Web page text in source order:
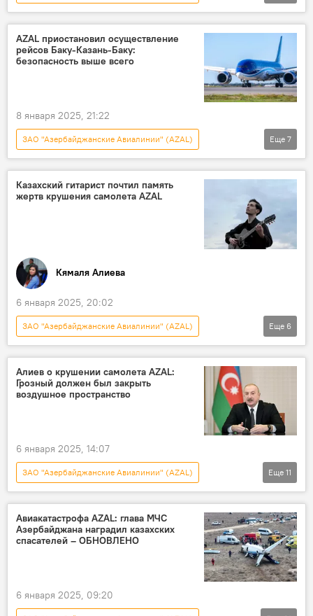
Новости
Азербайджан
Туман
Международный аэропорт Гейдар Алиев
Баку
Гянджа
AZAL приостановил осуществление
рейсов Баку-Казань-Баку:
безопасность выше всего
8 января 2025, 21:22
ЗАО "Азербайджанские Авиалинии" (AZAL)
Новости
Азербайджан
Россия
Казань
Баку
Безопасность
авиарейс
Еще 7
Казахский гитарист почтил память
жертв крушения самолета AZAL
Кямаля Алиева
6 января 2025, 20:02
ЗАО "Азербайджанские Авиалинии" (AZAL)
Новости
Азербайджан
Казахстан
Музыка Культура
Еще 6
Алиев о крушении самолета AZAL:
Грозный должен был закрыть
воздушное пространство
6 января 2025, 14:07
ЗАО "Азербайджанские Авиалинии" (AZAL)
Новости
Азербайджан
Россия
Грозный
Казахстан
Актау
Президент
Ильхам Алиев
Еще 11
Авиакатастрофа AZAL: глава МЧС
Азербайджана наградил казахских
спасателей – ОБНОВЛЕНО
6 января 2025, 09:20